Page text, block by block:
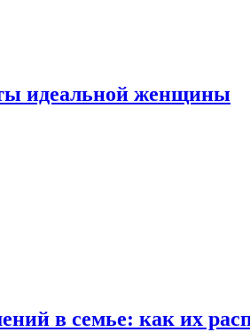
идеальной женщины
в семье: как их